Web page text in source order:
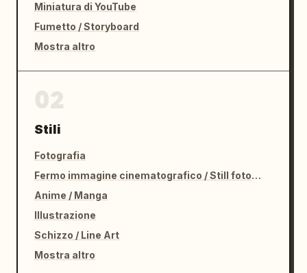
Miniatura di YouTube
Fumetto / Storyboard
Mostra altro
Stili
Fotografia
Fermo immagine cinematografico / Still fotografico
Anime / Manga
Illustrazione
Schizzo / Line Art
Mostra altro